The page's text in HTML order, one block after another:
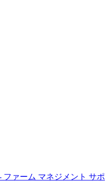
- ファーム マネジメント サポ